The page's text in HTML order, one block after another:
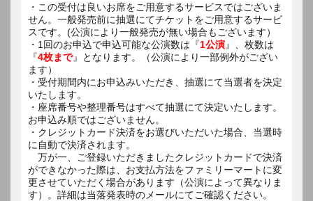
・この受付は良いお席をご用意するサービスではございま
せん。一般発売前に抽選にてチケットをご用意するサービ
スです。(公演により一般発売が無い場合もございます）
・1回のお申込で申込可能な公演数は『1公演』、枚数は
『4枚まで』となります。（公演により一部例外がござい
ます）
・受付期間内にお申込みいただき、抽選にて当選者を決定
いたします。
・座席番号や整理番号はすべて抽選にて決定いたします。
お申込み順ではございません。
・クレジットカード決済をお選びいただいた場合、当選時
に自動で決済されます。
万が一、ご登録いただきましたクレジットカードで決済
ができなかった際は、お支払方法をファミリーマートに変
更させていただく場合があります（公演によって異なりま
す）。詳細は当落発表時のメールにてご確認ください。